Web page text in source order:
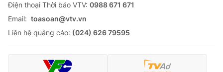
Ðiện thoại Thời báo VTV: 0988 671 671
Email: toasoan@vtv.vn
Liên hệ quảng cáo: (024) 626 79595